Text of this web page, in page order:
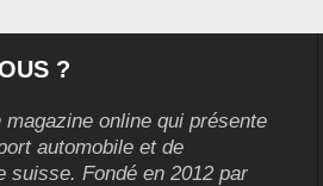
?
magazine online qui présente
automobile et de
suisse. Fondé en 2012 par